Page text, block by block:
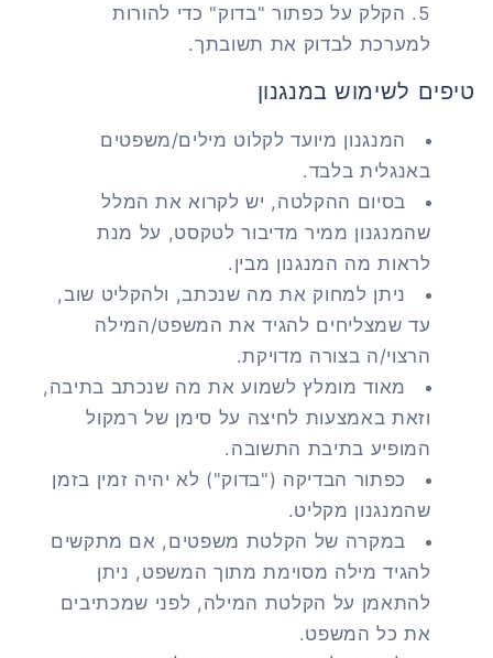
הקלק על כפתור "בדוק" כדי להורות
למערכת לבדוק את תשובתך.
טיפים לשימוש במנגנון
המנגנון מיועד לקלוט מילים/משפטים
באנגלית בלבד.
בסיום ההקלטה, יש לקרוא את המלל
שהמנגנון ממיר מדיבור לטקסט, על מנת
לראות מה המנגנון מבין.
ניתן למחוק את מה שנכתב, ולהקליט שוב,
עד שמצליחים להגיד את המשפט/המילה
הרצוי/ה בצורה מדויקת.
מאוד מומלץ לשמוע את מה שנכתב בתיבה,
וזאת באמצעות לחיצה על סימן של רמקול
המופיע בתיבת התשובה.
כפתור הבדיקה ("בדוק") לא יהיה זמין בזמן
שהמנגנון מקליט.
במקרה של הקלטת משפטים, אם מתקשים
להגיד מילה מסוימת מתוך המשפט, ניתן
להתאמן על הקלטת המילה, לפני שמכתיבים
את כל המשפט.